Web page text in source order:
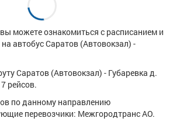
можете ознакомиться с расписанием и
автобус Саратов (Автовокзал) -
Саратов (Автовокзал) - Губаревка д.
рейсов.
по данному направлению
перевозчики: Межгородтранс АО.